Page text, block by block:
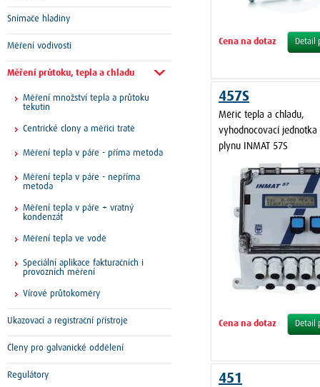
Cena na dotaz Detail
457S
Měřič tepla a chladu,
vyhodnocovací jednotka
plynu INMAT 57S
Cena na dotaz Detail
451
Snímače hladiny
Měření vodivosti
Měření průtoku, tepla a chladu
Měření množství tepla a průtoku
tekutin
Centrické clony a měřici tratě
Měření tepla v páře - příma metoda
Měření tepla v páře - nepříma
metoda
Měření tepla v páře + vratný
kondenzát
Měření tepla ve vodě
Speciální aplikace fakturačních i
provozních měření
Vírové průtokoměry
Ukazovací a registrační přístroje
Členy pro galvanické oddělení
Regulátory